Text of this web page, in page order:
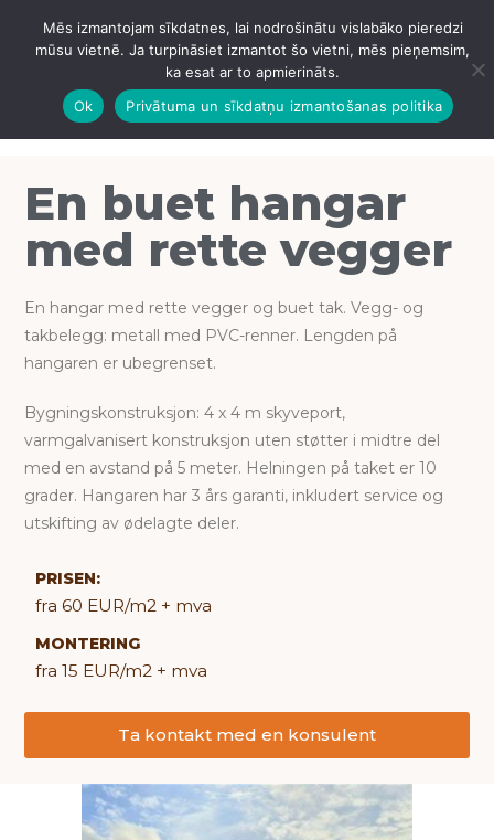
IZVĒLNE
En buet hangar
med rette vegger
En hangar med rette vegger og buet tak. Vegg- og
takbelegg: metall med PVC-renner. Lengden på
hangaren er ubegrenset.
Bygningskonstruksjon: 4 x 4 m skyveport,
varmgalvanisert konstruksjon uten støtter i midtre del
med en avstand på 5 meter. Helningen på taket er 10
grader. Hangaren har 3 års garanti, inkludert service og
utskifting av ødelagte deler.
PRISEN:
fra 60 EUR/m2 + mva
MONTERING
fra 15 EUR/m2 + mva
Ta kontakt med en konsulent
Mēs izmantojam sīkdatnes, lai nodrošinātu vislabāko pieredzi
mūsu vietnē. Ja turpināsiet izmantot šo vietni, mēs pieņemsim,
ka esat ar to apmierināts.
Ok
Privātuma un sīkdatņu izmantošanas politika